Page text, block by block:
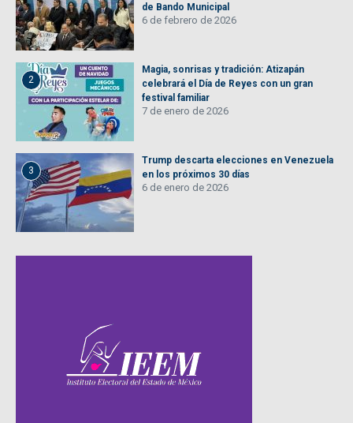
de Bando Municipal
6 de febrero de 2026
2
Magia, sonrisas y tradición: Atizapán
celebrará el Día de Reyes con un gran
festival familiar
7 de enero de 2026
3
Trump descarta elecciones en Venezuela
en los próximos 30 días
6 de enero de 2026